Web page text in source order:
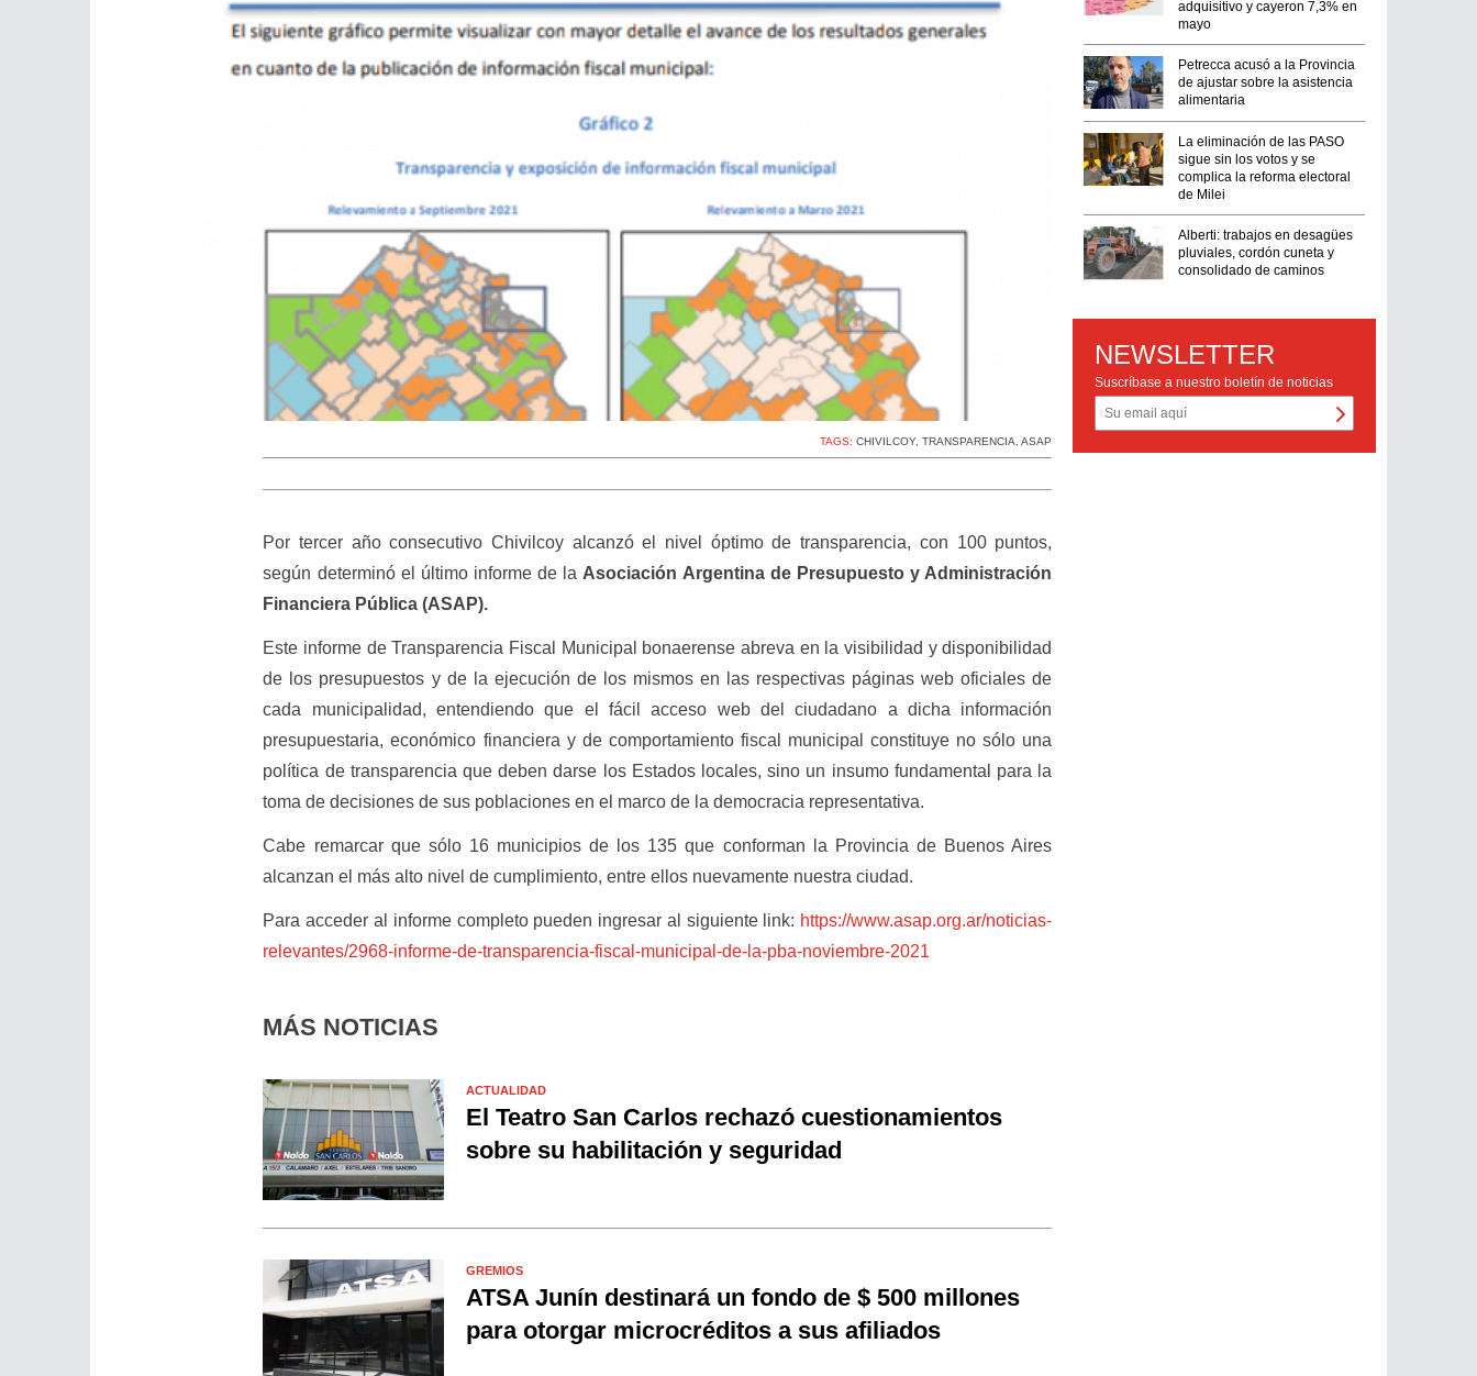
TAGS:CHIVILCOY,TRANSPARENCIA ,ASAP
Por tercer año consecutivo Chivilcoy alcanzó el nivel óptimo de transparencia, con 100 puntos,
según determinó el último informe de la Asociación Argentina de Presupuesto y Administración
Financiera Pública (ASAP).
Este informe de Transparencia Fiscal Municipal bonaerense abreva en la visibilidad y disponibilidad
de los presupuestos y de la ejecución de los mismos en las respectivas páginas web oficiales de
cada municipalidad, entendiendo que el fácil acceso web del ciudadano a dicha información
presupuestaria, económico financiera y de comportamiento fiscal municipal constituye no sólo una
política de transparencia que deben darse los Estados locales, sino un insumo fundamental para la
toma de decisiones de sus poblaciones en el marco de la democracia representativa.
Cabe remarcar que sólo 16 municipios de los 135 que conforman la Provincia de Buenos Aires
alcanzan el más alto nivel de cumplimiento, entre ellos nuevamente nuestra ciudad.
Para acceder al informe completo pueden ingresar al siguiente link: https://www.asap.org.ar/noticias-
relevantes/2968-informe-de-transparencia-fiscal-municipal-de-la-pba-noviembre-2021
MÁS NOTICIAS
ACTUALIDAD
El Teatro San Carlos rechazó cuestionamientos
sobre su habilitación y seguridad
GREMIOS
ATSA Junín destinará un fondo de $ 500 millones
para otorgar microcréditos a sus afiliados
adquisitivo y cayeron 7,3% en
mayo
Petrecca acusó a la Provincia
de ajustar sobre la asistencia
alimentaria
La eliminación de las PASO
sigue sin los votos y se
complica la reforma electoral
de Milei
Alberti: trabajos en desagües
pluviales, cordón cuneta y
consolidado de caminos
NEWSLETTER
Suscríbase a nuestro boletín de noticias